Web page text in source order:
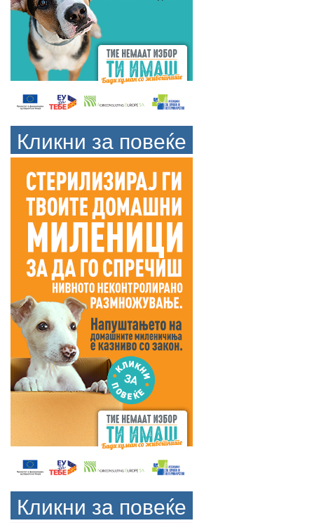
Кликни за повеќе
Кликни за повеќе